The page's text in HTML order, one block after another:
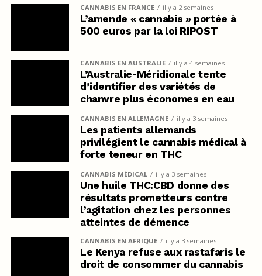
CANNABIS EN FRANCE il y a 2 semaines
L’amende « cannabis » portée à
500 euros par la loi RIPOST
CANNABIS EN AUSTRALIE il y a 4 semaines
L’Australie-Méridionale tente
d’identifier des variétés de
chanvre plus économes en eau
CANNABIS EN ALLEMAGNE il y a 3 semaines
Les patients allemands
privilégient le cannabis médical à
forte teneur en THC
CANNABIS MÉDICAL il y a 3 semaines
Une huile THC:CBD donne des
résultats prometteurs contre
l’agitation chez les personnes
atteintes de démence
CANNABIS EN AFRIQUE il y a 3 semaines
Le Kenya refuse aux rastafaris le
droit de consommer du cannabis